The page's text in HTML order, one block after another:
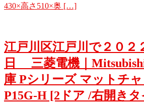
430×高さ510×奥 […]
江戸川区江戸川で２０２
日 三菱電機｜
庫 Pシリーズ マットチ
P15G-H [2ドア /右開き